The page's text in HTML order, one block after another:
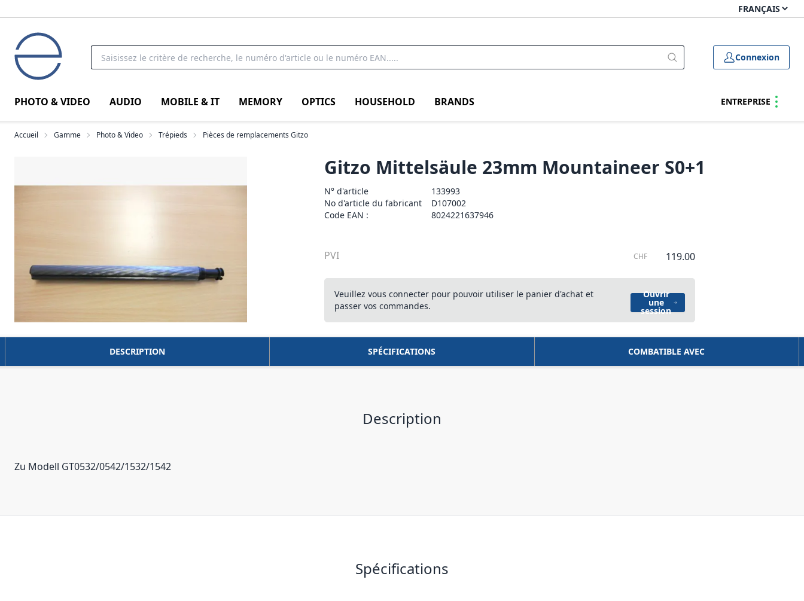
Connexion
PHOTO & VIDEO AUDIO MOBILE & IT MEMORY OPTICS HOUSEHOLD BRANDS ENTREPRISE
Accueil Gamme Photo & Video Trépieds Pièces de remplacements Gitzo
Gitzo Mittelsäule 23mm Mountaineer S0+1
N° d'article
133993
No d'article du fabricant
D107002
Code EAN :
8024221637946
PVI CHF 119.00
Veuillez vous connecter pour pouvoir utiliser le panier d'achat et
passer vos commandes.
Ouvrir
une
session
DESCRIPTION SPÉCIFICATIONS COMBATIBLE AVEC
Description
Zu Modell GT0532/0542/1532/1542
Spécifications